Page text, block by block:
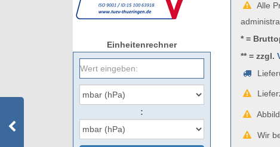
Einheitenrechner
:
Alle
* =
** = zzgl.
Wir